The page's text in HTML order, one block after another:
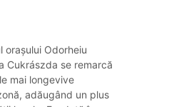
orașului Odorheiu
Cukrászda se remarcă
mai longevive
adăugând un plus